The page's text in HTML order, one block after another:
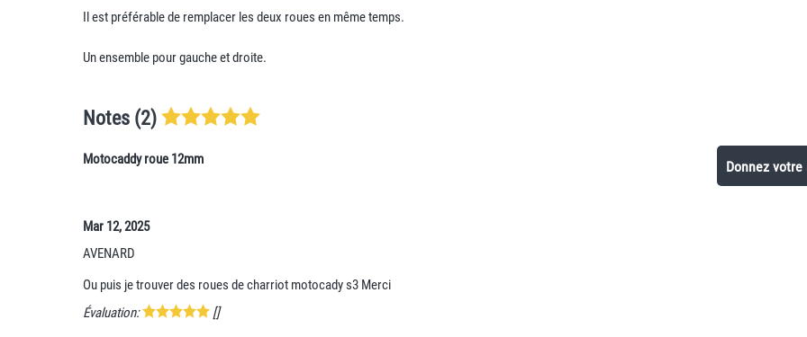
Il est préférable de remplacer les deux roues en même temps.
Un ensemble pour gauche et droite.
Notes (2)
Motocaddy roue 12mm Donnez
Mar 12, 2025
AVENARD
Ou puis je trouver des roues de charriot motocady s3 Merci
Évaluation:
[]